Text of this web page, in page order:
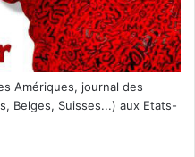
Amériques, journal des
Belges, Suisses...) aux Etats-